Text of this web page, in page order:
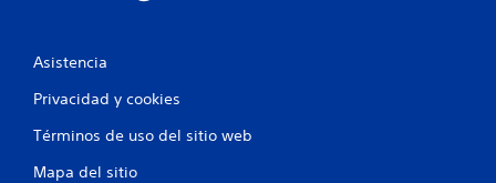
Asistencia
Privacidad y cookies
Términos de uso del sitio web
Mapa del sitio